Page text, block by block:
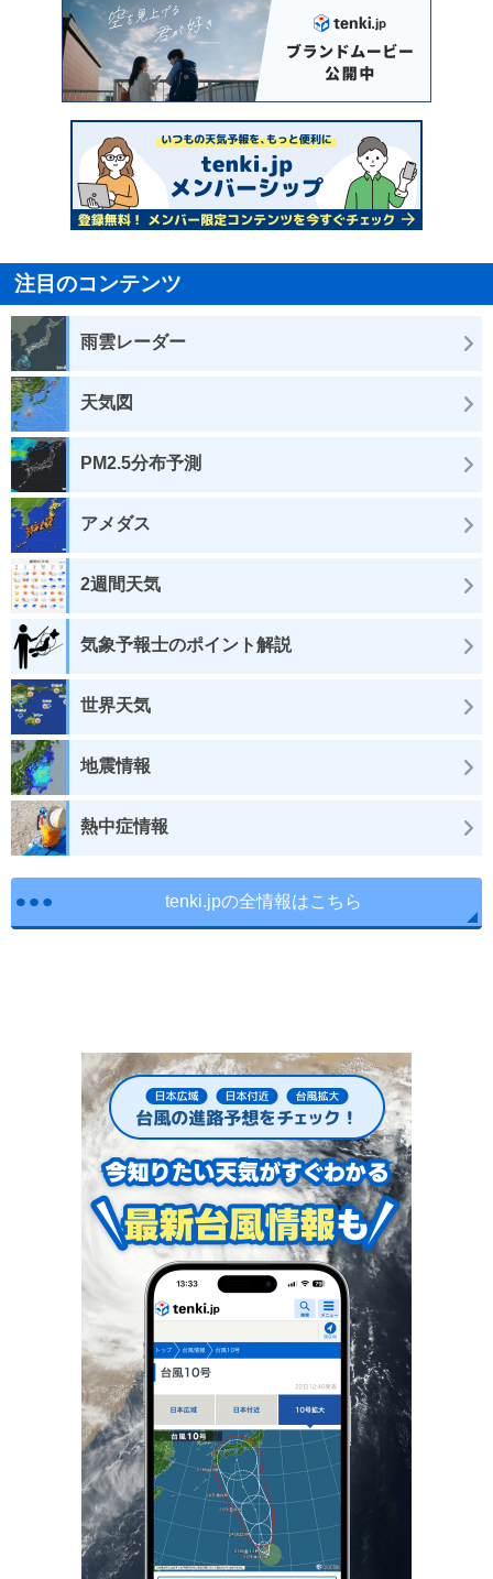
注目のコンテンツ
雨雲レーダー
天気図
PM2.5分布予測
アメダス
2週間天気
気象予報士のポイント解説
世界天気
地震情報
熱中症情報
tenki.jpの全情報はこちら